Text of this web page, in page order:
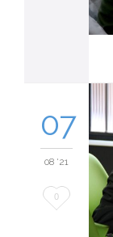
07
08 '21
Love
0